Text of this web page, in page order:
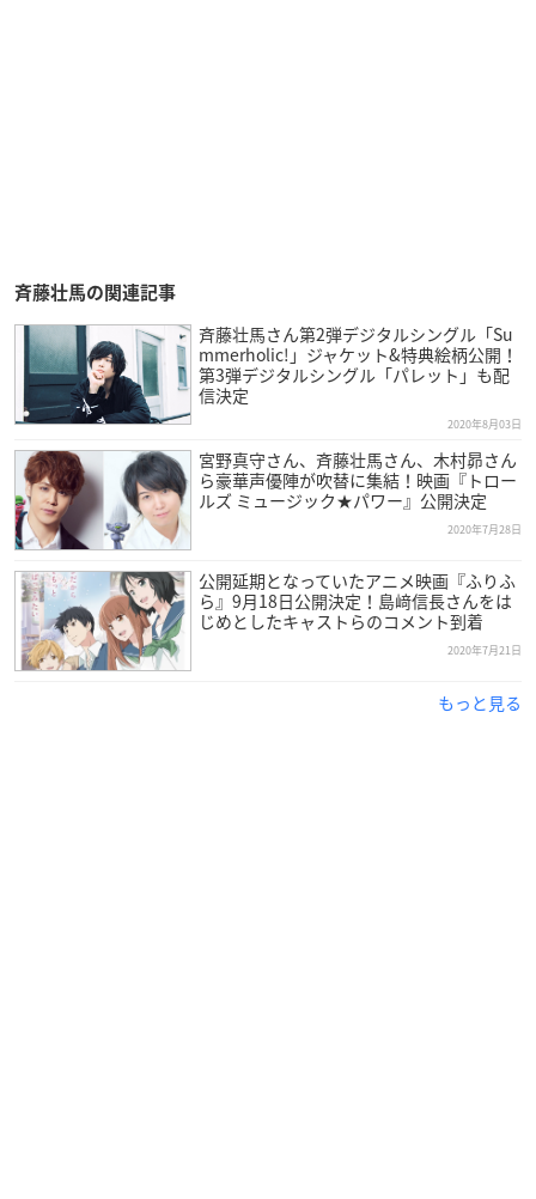
斉藤壮馬の関連記事
斉藤壮馬さん第2弾デジタルシングル「Su
mmerholic!」ジャケット&特典絵柄公開！
第3弾デジタルシングル「パレット」も配
信決定
2020年8月03日
宮野真守さん、斉藤壮馬さん、木村昴さん
ら豪華声優陣が吹替に集結！映画『トロー
ルズ ミュージック★パワー』公開決定
2020年7月28日
公開延期となっていたアニメ映画『ふりふ
ら』9月18日公開決定！島﨑信長さんをは
じめとしたキャストらのコメント到着
2020年7月21日
もっと見る